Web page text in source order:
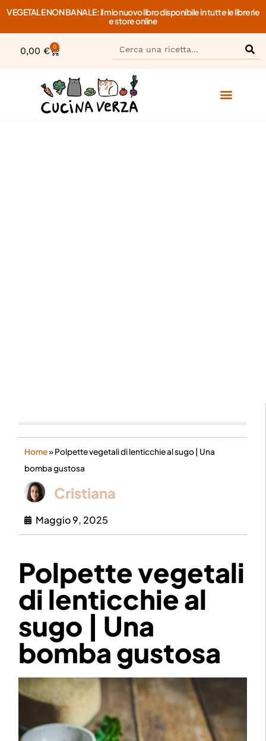
VEGETALE NON BANALE: il mio nuovo libro disponibile in tutte le librerie
e store online
0,00 € 0
Home»Polpette vegetali di lenticchie al sugo | Una
bomba gustosa
Cristiana
Maggio 9, 2025
Polpette vegetali
di lenticchie al
sugo | Una
bomba gustosa